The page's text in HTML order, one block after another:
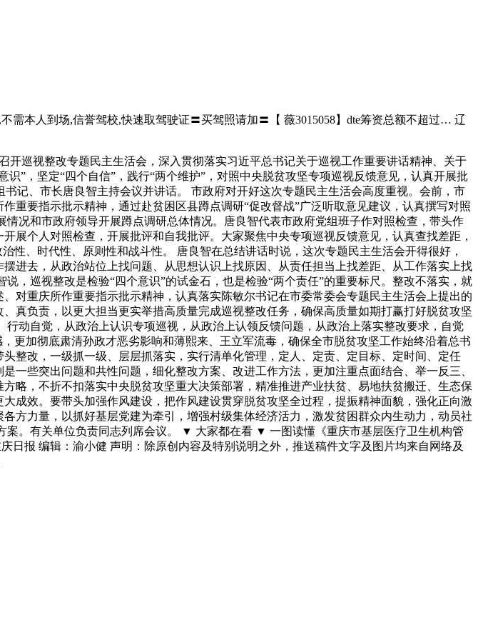
需本人到场,信誉驾校,快速取驾驶证〓买驾照请加〓【 薇3015058】dte筹资总额不超过… 辽
巡视整改专题民主生活会，深入贯彻落实习近平总书记关于巡视工作重要讲话精神、关于
”，坚定“四个自信”，践行“两个维护”，对照中央脱贫攻坚专项巡视反馈意见，认真开展批
记、市长唐良智主持会议并讲话。 市政府对开好这次专题民主生活会高度重视。会前，市
重要指示批示精神，通过赴贫困区县蹲点调研“促改督战”广泛听取意见建议，认真撰写对照
况和市政府领导开展蹲点调研总体情况。唐良智代表市政府党组班子作对照检查，带头作
展个人对照检查，开展批评和自我批评。大家聚焦中央专项巡视反馈意见，认真查找差距，
性、时代性、原则性和战斗性。 唐良智在总结讲话时说，这次专题民主生活会开得很好，
进去，从政治站位上找问题、从思想认识上找原因、从责任担当上找差距、从工作落实上找
，巡视整改是检验“四个意识”的试金石，也是检验“两个责任”的重要标尺。整改不落实，就
对重庆所作重要指示批示精神，认真落实陈敏尔书记在市委常委会专题民主生活会上提出的
真负责，以更大担当更实举措高质量完成巡视整改任务，确保高质量如期打赢打好脱贫攻坚
动自觉，从政治上认识专项巡视，从政治上认领反馈问题，从政治上落实整改要求，自觉
更加彻底肃清孙政才恶劣影响和薄熙来、王立军流毒，确保全市脱贫攻坚工作始终沿着总书
整改，一级抓一级、层层抓落实，实行清单化管理，定人、定责、定目标、定时间、定任
些突出问题和共性问题，细化整改方案、改进工作方法，更加注重点面结合、举一反三、
略，不折不扣落实中央脱贫攻坚重大决策部署，精准推进产业扶贫、易地扶贫搬迁、生态保
成效。要带头加强作风建设，把作风建设贯穿脱贫攻坚全过程，提振精神面貌，强化正向激
方力量，以抓好基层党建为牵引，增强村级集体经济活力，激发贫困群众内生动力，动员社
。有关单位负责同志列席会议。 ▼ 大家都在看 ▼ 一图读懂《重庆市基层医疗卫生机构管
报 编辑：渝小健 声明：除原创内容及特别说明之外，推送稿件文字及图片均来自网络及